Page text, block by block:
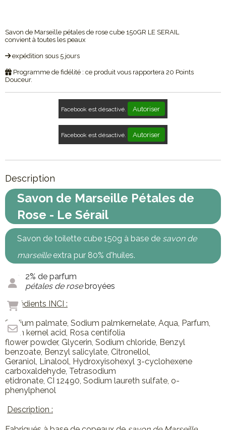
Savon de Marseille pétales de rose cube 150GR LE SERAIL
convient à toutes les peaux
expédition sous 5 jours
Programme de fidélité : ce produit vous rapportera 20 Points
Douceur.
Facebook est désactivé. Autoriser
Facebook est désactivé. Autoriser
Description
Savon de Marseille Pétales de
Rose - Le Sérail
Savon de toilette cube 150g à base de savon de
marseilleextra pur 80% d'huiles.
2% de parfum
pétales de rosebroyées
Ingrédients INCI :
Sodium palmate, Sodium palmkernelate, Aqua, Parfum,
Palm kernel acid, Rosa centifolia
flower powder, Glycerin, Sodium chloride, Benzyl
benzoate, Benzyl salicylate, Citronellol,
Geraniol, Linalool, Hydroxyisohexyl 3-cyclohexene
carboxaldehyde, Tetrasodium
etidronate, CI 12490, Sodium laureth sulfate, o-
phenylphenol
Description :